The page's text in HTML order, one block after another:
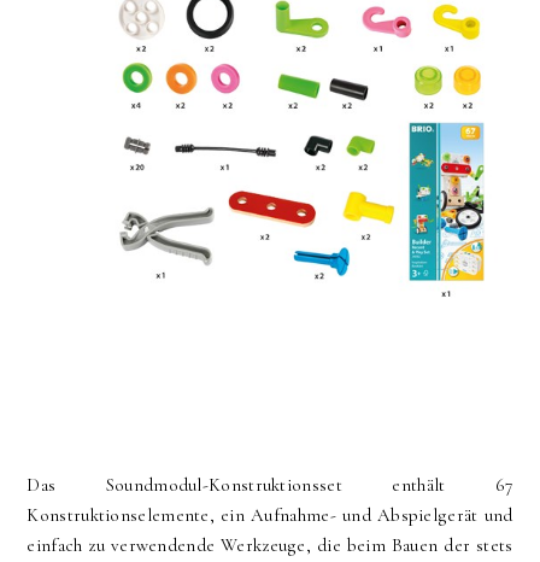
Das Soundmodul-Konstruktionsset enthält 67
Konstruktionselemente, ein Aufnahme- und Abspielgerät und
einfach zu verwendende Werkzeuge, die beim Bauen der stets